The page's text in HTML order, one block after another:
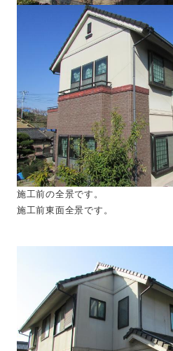
施工前の全景です。
施工前東面全景です。